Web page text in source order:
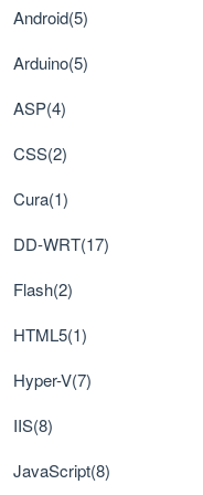
Android(5)
Arduino(5)
ASP(4)
CSS(2)
Cura(1)
DD-WRT(17)
Flash(2)
HTML5(1)
Hyper-V(7)
IIS(8)
JavaScript(8)